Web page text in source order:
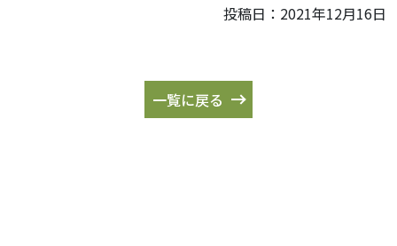
投稿日：2021年12月16日
一覧に戻る